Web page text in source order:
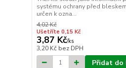
systému ochrany před
určen k ozna...
4,02 Kč
Ušetříte 0,15 Kč
3,87 Kč/ks
3,20 Kč bez DPH
Přidat do